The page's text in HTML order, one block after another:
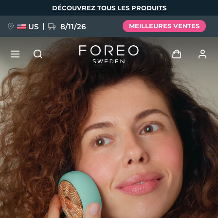
DÉCOUVREZ TOUS LES PRODUITS
US 8/11/26 MEILLEURES VENTES
Se connecter
Profil de l'utilisateur
Mes appareils
Mes commandes
Mes adresses
Mes abonnements
NOUVEAU
FAQ™ Pure Beauty-Tech Elixir
BREAKING NEWS
issa™ Teeth Whitening Set
Langue
English Deutsch
Español
Français
Italiano
Português
Polski
Svenska
Русский
Türkçe
简体中文 繁體中文